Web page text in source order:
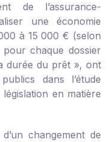
de l’assurance-
une économie
à 15 000 € (selon
chaque dossier
durée du prêt », ont
dans l’étude
en matière
changement de